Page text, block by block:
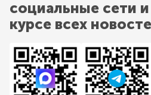
социальные сети и
курсе всех